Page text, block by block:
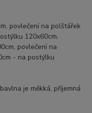
povlečení na polštářek
120x60cm.
povlečení na
- na postýlku
je měkká, příjemná